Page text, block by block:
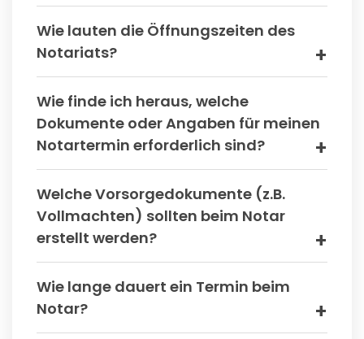
Wie lauten die Öffnungszeiten des
Notariats?
Wie finde ich heraus, welche
Dokumente oder Angaben für meinen
Notartermin erforderlich sind?
Welche Vorsorgedokumente (z.B.
Vollmachten) sollten beim Notar
erstellt werden?
Wie lange dauert ein Termin beim
Notar?